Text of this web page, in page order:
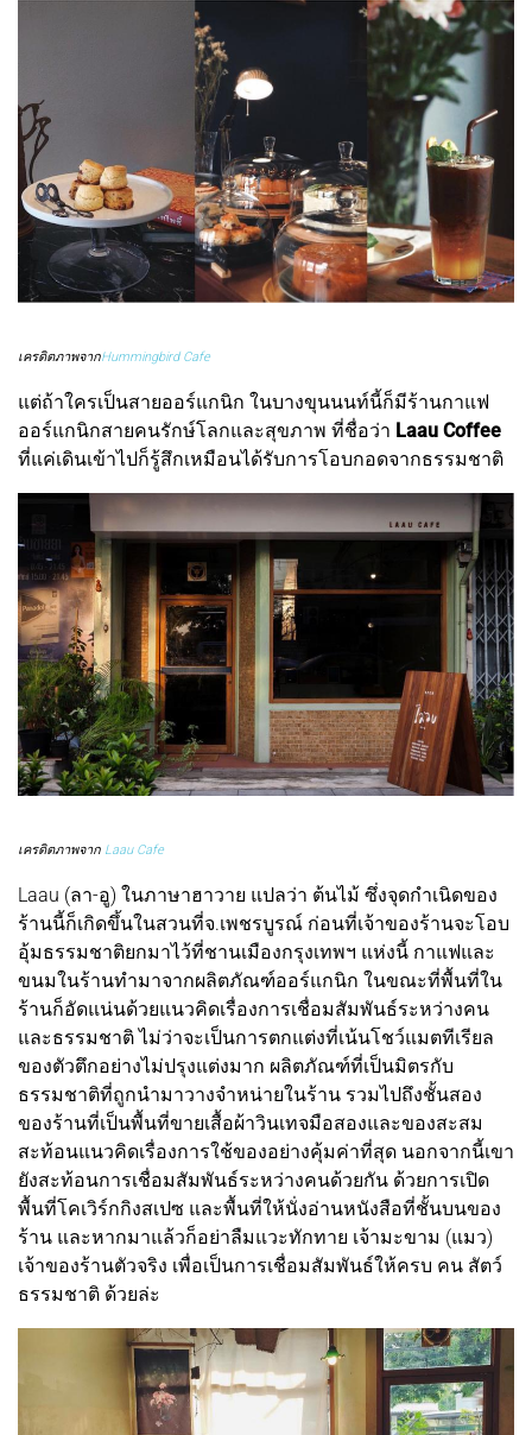
เครดิตภาพจากHummingbird Cafe
แต่ถ้าใครเป็นสายออร์แกนิก ในบางขุนนนท์นี้ก็มีร้านกาแฟ
ออร์แกนิกสายคนรักษ์โลกและสุขภาพ ที่ชื่อว่า Laau Coffee
ที่แค่เดินเข้าไปก็รู้สึกเหมือนได้รับการโอบกอดจากธรรมชาติ
เครดิตภาพจาก Laau Cafe
Laau (ลา-อู) ในภาษาฮาวาย แปลว่า ต้นไม้ ซึ่งจุดกำเนิดของ
ร้านนี้ก็เกิดขึ้นในสวนที่จ.เพชรบูรณ์ ก่อนที่เจ้าของร้านจะโอบ
อุ้มธรรมชาติยกมาไว้ที่ชานเมืองกรุงเทพฯ แห่งนี้ กาแฟและ
ขนมในร้านทำมาจากผลิตภัณฑ์ออร์แกนิก ในขณะที่พื้นที่ใน
ร้านก็อัดแน่นด้วยแนวคิดเรื่องการเชื่อมสัมพันธ์ระหว่างคน
และธรรมชาติ ไม่ว่าจะเป็นการตกแต่งที่เน้นโชว์แมตทีเรียล
ของตัวตึกอย่างไม่ปรุงแต่งมาก ผลิตภัณฑ์ที่เป็นมิตรกับ
ธรรมชาติที่ถูกนำมาวางจำหน่ายในร้าน รวมไปถึงชั้นสอง
ของร้านที่เป็นพื้นที่ขายเสื้อผ้าวินเทจมือสองและของสะสม
สะท้อนแนวคิดเรื่องการใช้ของอย่างคุ้มค่าที่สุด นอกจากนี้เขา
ยังสะท้อนการเชื่อมสัมพันธ์ระหว่างคนด้วยกัน ด้วยการเปิด
พื้นที่โคเวิร์กกิงสเปซ และพื้นที่ให้นั่งอ่านหนังสือที่ชั้นบนของ
ร้าน และหากมาแล้วก็อย่าลืมแวะทักทาย เจ้ามะขาม (แมว)
เจ้าของร้านตัวจริง เพื่อเป็นการเชื่อมสัมพันธ์ให้ครบ คน สัตว์
ธรรมชาติ ด้วยล่ะ